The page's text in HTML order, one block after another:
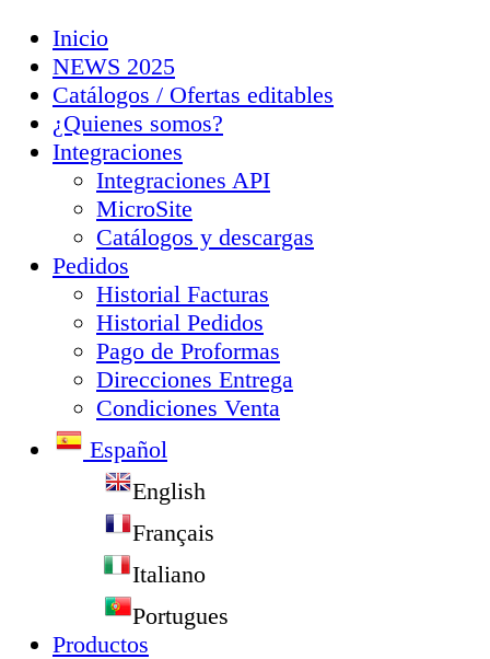
Inicio
NEWS 2025
Catálogos / Ofertas editables
¿Quienes somos?
Integraciones
Integraciones API
MicroSite
Catálogos y descargas
Pedidos
Historial Facturas
Historial Pedidos
Pago de Proformas
Direcciones Entrega
Condiciones Venta
Español
English
Français
Italiano
Portugues
Productos